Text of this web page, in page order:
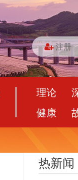
注册
理论
健康
热新闻